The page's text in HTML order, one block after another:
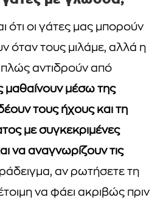
ότι οι γάτες μας μπορούν
όταν τους μιλάμε, αλλά η
αντιδρούν από
μαθαίνουν μέσω της
τους ήχους και τη
με συγκεκριμένες
να αναγνωρίζουν τις
αν ρωτήσετε τη
να φάει ακριβώς πριν